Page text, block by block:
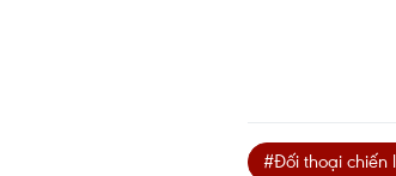
#Đối thoại chiến